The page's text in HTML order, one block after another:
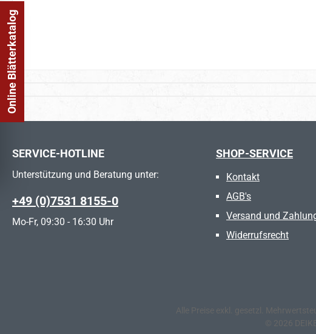
SERVICE-HOTLINE
Unterstützung und Beratung unter:
+49 (0)7531 8155-0
Mo-Fr, 09:30 - 16:30 Uhr
SHOP-SERVICE
Kontakt
AGB's
Versand und
Widerrufsrecht
Alle Preise exkl. gesetzl.
© 2026
Online Blätterkatalog